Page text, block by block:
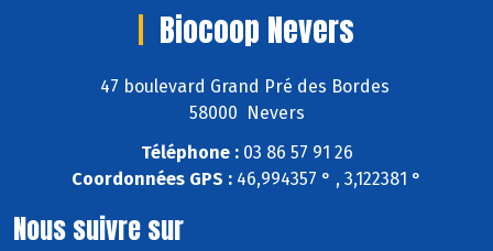
Biocoop Nevers
47 boulevard Grand Pré des Bordes
58000 Nevers
Téléphone :03 86 57 91 26
Coordonnées GPS : 46,994357 ° , 3,122381 °
Nous suivre sur